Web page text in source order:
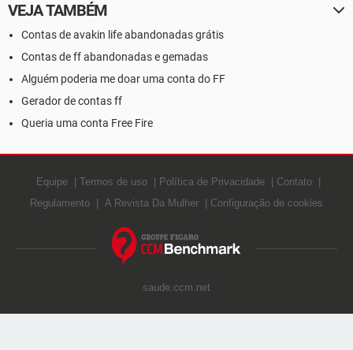
VEJA TAMBÉM
Contas de avakin life abandonadas grátis
Contas de ff abandonadas e gemadas
Alguém poderia me doar uma conta do FF
Gerador de contas ff
Queria uma conta Free Fire
Equipe Termos de uso Política de Privacidade
Contato
Regulamento
A Revista Da Mulher Configuração de cookies
saude.ccm.net